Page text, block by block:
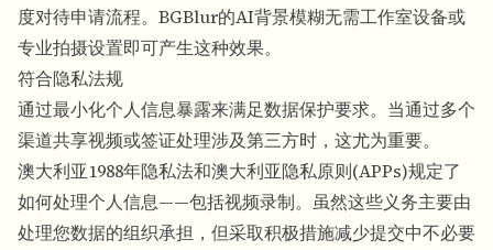
度对待申请流程。 BGBlur的AI背景模糊无需工作室设备或
专业拍摄设置即可产生这种效果。
符合隐私法规
通过最小化个人信息暴露来满足数据保护要求。当通过多个
渠道共享视频或签证处理涉及第三方时，这尤为重要。
澳大利亚1988年隐私法和澳大利亚隐私原则(APPs)规定了
如何处理个人信息——包括视频录制。虽然这些义务主要由
处理您数据的组织承担，但采取积极措施减少提交中不必要